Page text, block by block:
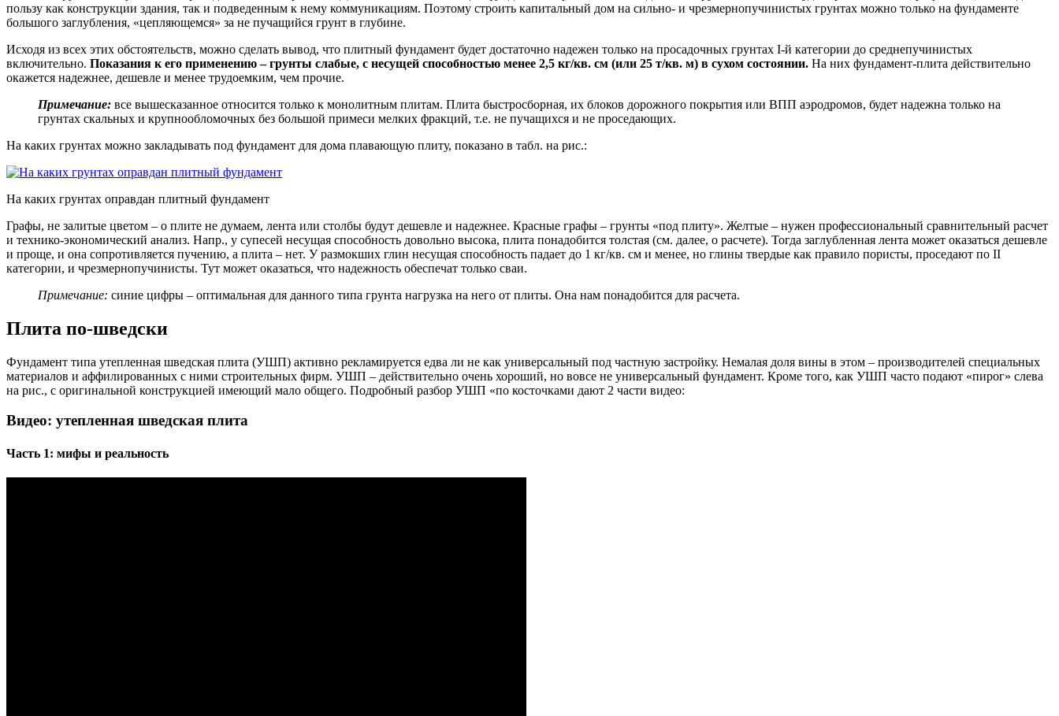
пользу как конструкции здания, так и подведенным к нему коммуникациям. Поэтому строить капитальный дом на сильно- и чрезмернопучинистых грунтах можно только на фундаменте
большого заглубления, «цепляющемся» за не пучащийся грунт в глубине.
Исходя из всех этих обстоятельств, можно сделать вывод, что плитный фундамент будет достаточно надежен только на просадочных грунтах I-й категории до среднепучинистых
включительно. Показания к его применению – грунты слабые, с несущей способностью менее 2,5 кг/кв. см (или 25 т/кв. м) в сухом состоянии. На них фундамент-плита действительно
окажется надежнее, дешевле и менее трудоемким, чем прочие.
Примечание: все вышесказанное относится только к монолитным плитам. Плита быстросборная, их блоков дорожного покрытия или ВПП аэродромов, будет надежна только на
грунтах скальных и крупнообломочных без большой примеси мелких фракций, т.е. не пучащихся и не проседающих.
На каких грунтах можно закладывать под фундамент для дома плавающую плиту, показано в табл. на рис.:
На каких грунтах оправдан плитный фундамент
Графы, не залитые цветом – о плите не думаем, лента или столбы будут дешевле и надежнее. Красные графы – грунты «под плиту». Желтые – нужен профессиональный сравнительный расчет
и технико-экономический анализ. Напр., у супесей несущая способность довольно высока, плита понадобится толстая (см. далее, о расчете). Тогда заглубленная лента может оказаться дешевле
и проще, и она сопротивляется пучению, а плита – нет. У размокших глин несущая способность падает до 1 кг/кв. см и менее, но глины твердые как правило пористы, проседают по ΙΙ
категории, и чрезмернопучинисты. Тут может оказаться, что надежность обеспечат только сваи.
Примечание: синие цифры – оптимальная для данного типа грунта нагрузка на него от плиты. Она нам понадобится для расчета.
Плита по-шведски
Фундамент типа утепленная шведская плита (УШП) активно рекламируется едва ли не как универсальный под частную застройку. Немалая доля вины в этом – производителей специальных
материалов и аффилированных с ними строительных фирм. УШП – действительно очень хороший, но вовсе не универсальный фундамент. Кроме того, как УШП часто подают «пирог» слева
на рис., с оригинальной конструкцией имеющий мало общего. Подробный разбор УШП «по косточками дают 2 части видео:
Видео: утепленная шведская плита
Часть 1: мифы и реальность